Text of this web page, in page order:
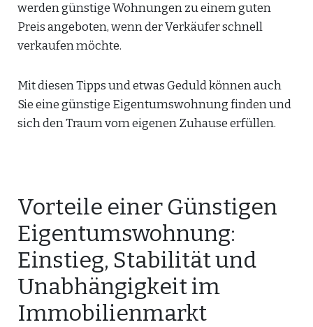
werden günstige Wohnungen zu einem guten
Preis angeboten, wenn der Verkäufer schnell
verkaufen möchte.
Mit diesen Tipps und etwas Geduld können auch
Sie eine günstige Eigentumswohnung finden und
sich den Traum vom eigenen Zuhause erfüllen.
Vorteile einer Günstigen
Eigentumswohnung:
Einstieg, Stabilität und
Unabhängigkeit im
Immobilienmarkt